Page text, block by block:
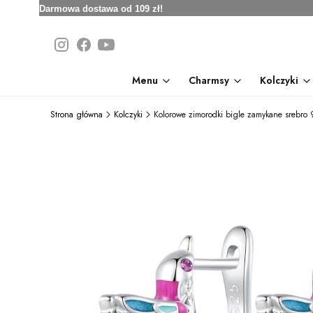
Darmowa dostawa od 109 zł!
Menu Charmsy Kolczyki
Strona główna Kolczyki Kolorowe zimorodki bigle zamykane srebro